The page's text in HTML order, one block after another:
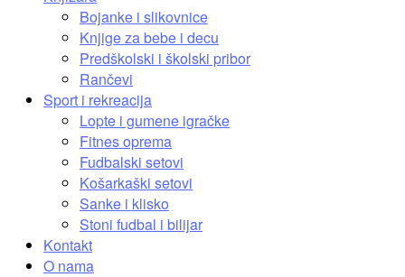
Bojanke i slikovnice
Knjige za bebe i decu
Predškolski i školski pribor
Rančevi
Sport i rekreacija
Lopte i gumene igračke
Fitnes oprema
Fudbalski setovi
Košarkaški setovi
Sanke i klisko
Stoni fudbal i bilijar
Kontakt
O nama